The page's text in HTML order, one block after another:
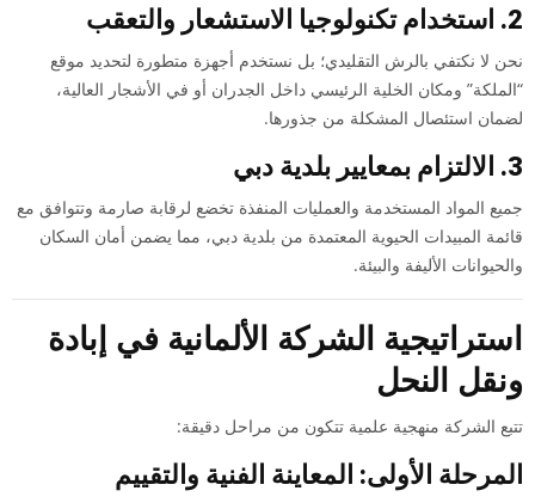
2. استخدام تكنولوجيا الاستشعار والتعقب
نحن لا نكتفي بالرش التقليدي؛ بل نستخدم أجهزة متطورة لتحديد موقع
“الملكة” ومكان الخلية الرئيسي داخل الجدران أو في الأشجار العالية،
لضمان استئصال المشكلة من جذورها.
3. الالتزام بمعايير بلدية دبي
جميع المواد المستخدمة والعمليات المنفذة تخضع لرقابة صارمة وتتوافق مع
قائمة المبيدات الحيوية المعتمدة من بلدية دبي، مما يضمن أمان السكان
والحيوانات الأليفة والبيئة.
استراتيجية الشركة الألمانية في إبادة
ونقل النحل
تتبع الشركة منهجية علمية تتكون من مراحل دقيقة:
المرحلة الأولى: المعاينة الفنية والتقييم